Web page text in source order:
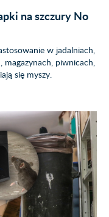
na szczury No
w jadalniach,
magazynach, piwnicach,
się myszy.